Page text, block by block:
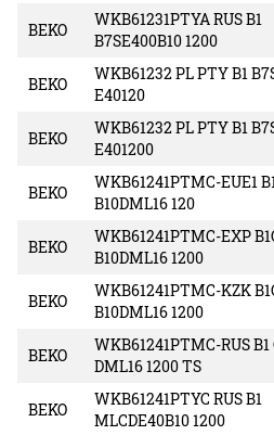
BEKO
WKB61231PTYA RUS B1
B7SE400B10 1200
BEKO
WKB61232 PL PTY B1
E40120
BEKO
WKB61232 PL PTY B1
E401200
BEKO
WKB61241PTMC-EUE1
B10DML16 120
BEKO
WKB61241PTMC-EXP
B10DML16 1200
BEKO
WKB61241PTMC-KZK
B10DML16 1200
BEKO
WKB61241PTMC-RUS B1
DML16 1200 TS
BEKO
WKB61241PTYC RUS B1
MLCDE40B10 1200